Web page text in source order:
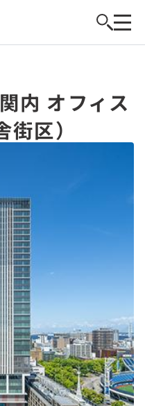
内 オフィス
街区）